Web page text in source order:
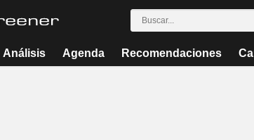
Análisis Agenda Recomendaciones